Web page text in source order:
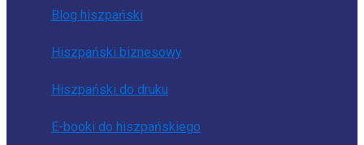
Blog hiszpański
Hiszpański biznesowy
Hiszpański do druku
E-booki do hiszpańskiego